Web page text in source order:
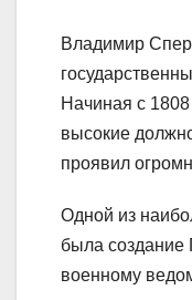
Владимир
Начиная с
высокие
проявил
Одной из
была создание
военному